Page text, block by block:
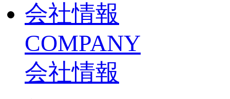
会社情報
COMPANY
会社情報